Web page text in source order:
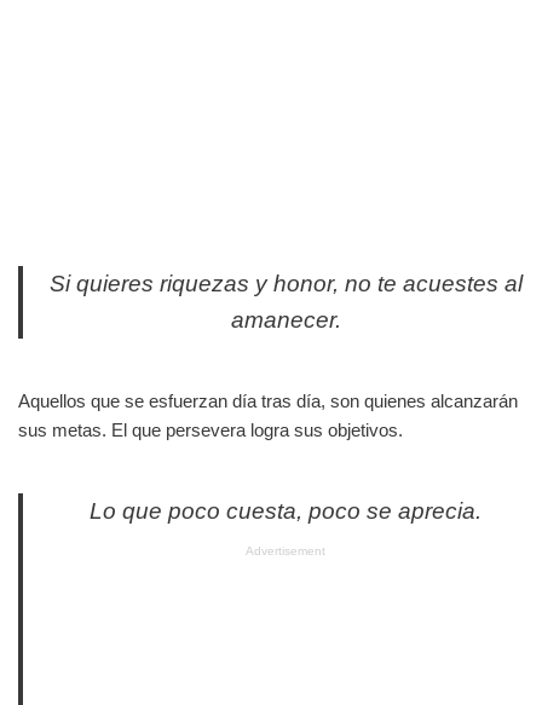
Si quieres riquezas y honor, no te acuestes al
amanecer.
Aquellos que se esfuerzan día tras día, son quienes alcanzarán
sus metas. El que persevera logra sus objetivos.
Lo que poco cuesta, poco se aprecia.
Advertisement